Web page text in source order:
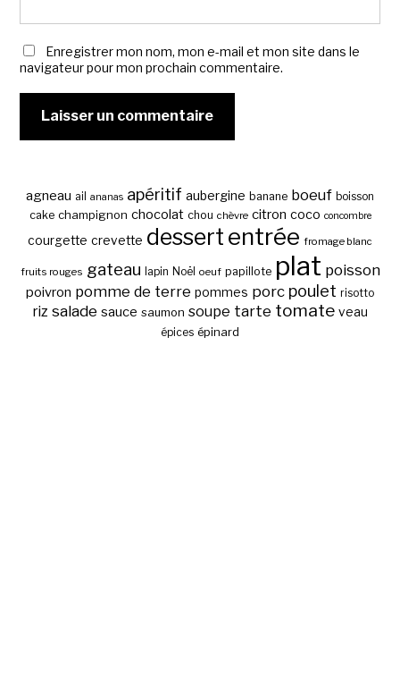
Enregistrer mon nom, mon e-mail et mon site dans le
navigateur pour mon prochain commentaire.
agneau ail ananas apéritif aubergine banane boeuf boisson
cake champignon chocolat chou chèvre citron coco concombre
courgette crevette dessert entrée fromage blanc
fruits rouges gateau lapin Noël oeuf papillote plat poisson
poivron pomme de terre pommes porc poulet risotto
riz salade sauce saumon soupe tarte tomate veau
épices épinard